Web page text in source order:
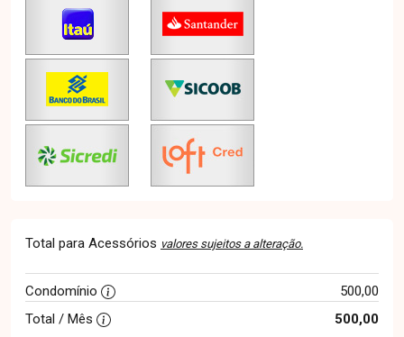
Total para Acessórios valores sujeitos a alteração.
Condomínio
500,00
Total / Mês
500,00